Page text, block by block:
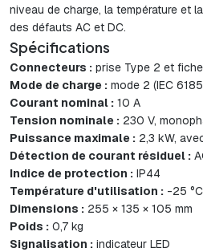
niveau de charge, la température et
des défauts AC et DC.
Spécifications
Connecteurs : prise Type 2 et
Mode de charge : mode 2 (IEC
Courant nominal : 10 A
Tension nominale : 230 V,
Puissance maximale : 2,3 kW,
Détection de courant résiduel :
Indice de protection : IP44
Température d'utilisation : -25
Dimensions : 255 × 135 × 105 mm
Poids : 0,7 kg
Signalisation : indicateur LED